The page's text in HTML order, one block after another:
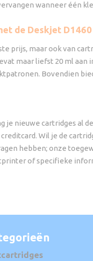
wanneer één
de Deskjet
prijs, maar ook van
maar liefst 20 ml
Bovendien
je nieuwe cartridges al
Wil je de
hebben; onze
of specifieke